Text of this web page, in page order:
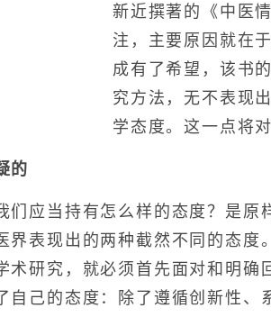
新近撰著的《中医
注，主要原因就在
成有了希望，该书
究方法，无不表现
学态度。这一点将
的
应当持有怎么样的态度？是原
界表现出的两种截然不同的态度
术研究，就必须首先面对和明确
自己的态度：除了遵循创新性、